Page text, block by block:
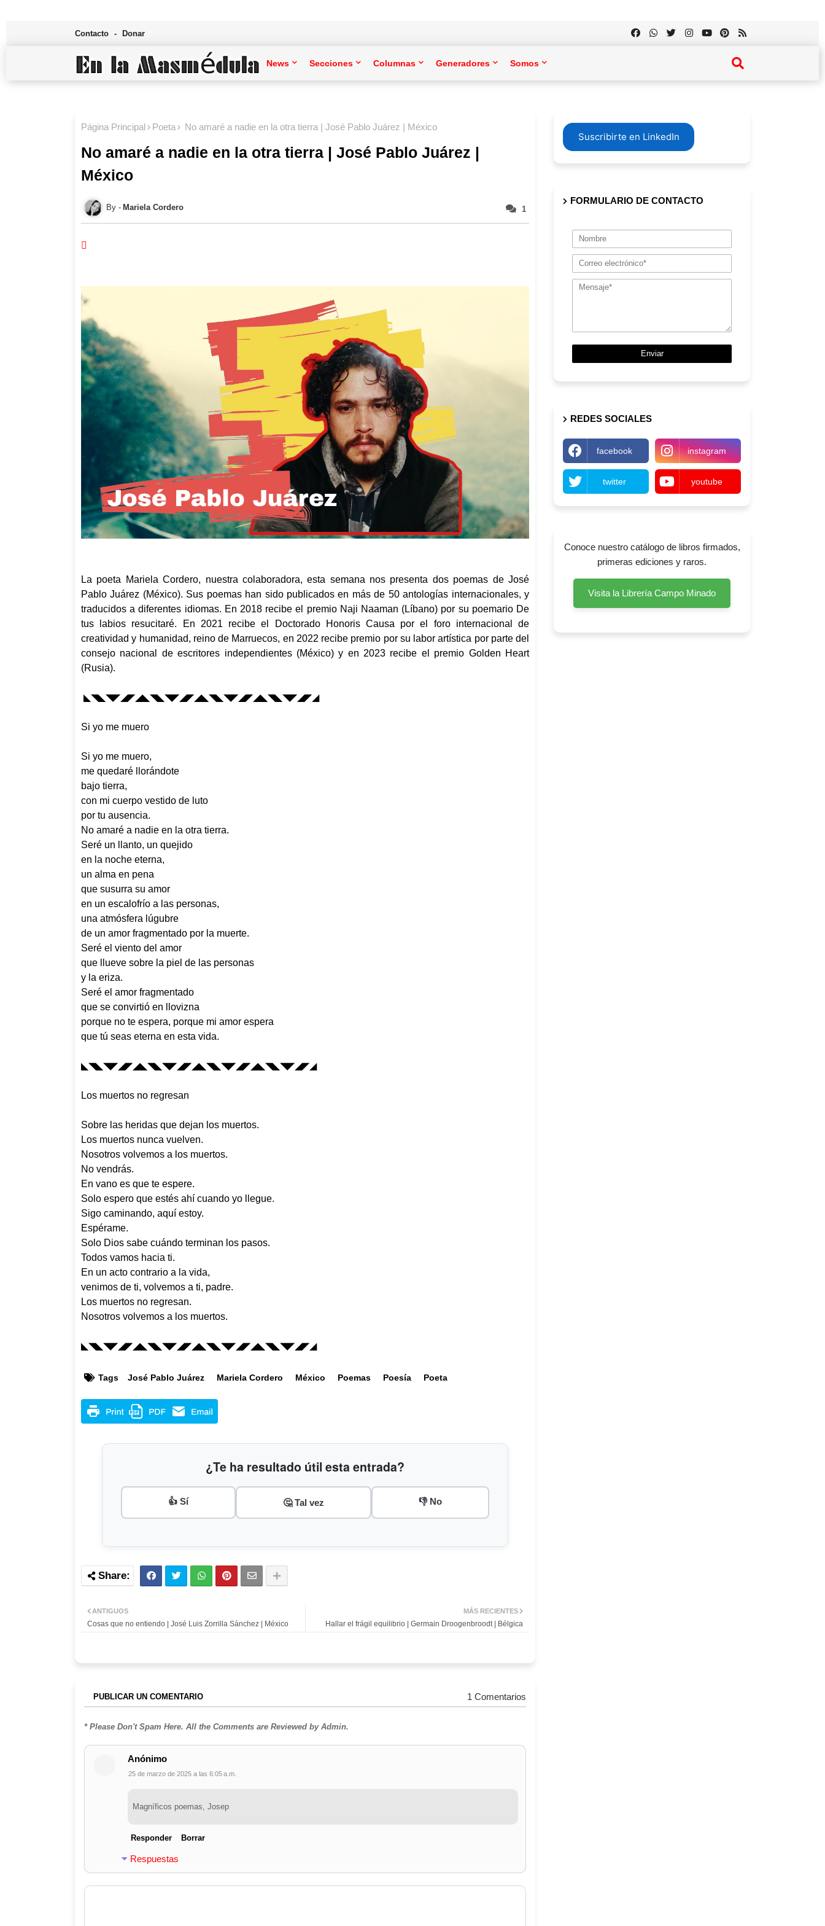
Contacto Donar
News Secciones Columnas Generadores Somos
Página Principal Poeta No amaré a nadie en la otra tierra | José Pablo Juárez | México
No amaré a nadie en la otra tierra | José Pablo Juárez |
México
1
Mariela Cordero
La poeta Mariela Cordero, nuestra colaboradora, esta semana nos presenta dos poemas de José
Pablo Juárez (México). Sus poemas han sido publicados en más de 50 antologías internacionales, y
traducidos a diferentes idiomas. En 2018 recibe el premio Naji Naaman (Líbano) por su poemario De
tus labios resucitaré. En 2021 recibe el Doctorado Honoris Causa por el foro internacional de
creatividad y humanidad, reino de Marruecos, en 2022 recibe premio por su labor artística por parte del
consejo nacional de escritores independientes (México) y en 2023 recibe el premio Golden Heart
(Rusia).
◣◥◣◥◤◢◤◢◣◥◣◥◤◢◤◢◣◥◣◥◤◢◤◢◣◥◣◥◤◢◤◢
Si yo me muero
Si yo me muero,
me quedaré llorándote
bajo tierra,
con mi cuerpo vestido de luto
por tu ausencia.
No amaré a nadie en la otra tierra.
Seré un llanto, un quejido
en la noche eterna,
un alma en pena
que susurra su amor
en un escalofrío a las personas,
una atmósfera lúgubre
de un amor fragmentado por la muerte.
Seré el viento del amor
que llueve sobre la piel de las personas
y la eriza.
Seré el amor fragmentado
que se convirtió en llovizna
porque no te espera, porque mi amor espera
que tú seas eterna en esta vida.
◣◥◣◥◤◢◤◢◣◥◣◥◤◢◤◢◣◥◣◥◤◢◤◢◣◥◣◥◤◢◤◢
Los muertos no regresan
Sobre las heridas que dejan los muertos.
Los muertos nunca vuelven.
Nosotros volvemos a los muertos.
No vendrás.
En vano es que te espere.
Solo espero que estés ahí cuando yo llegue.
Sigo caminando, aquí estoy.
Espérame.
Solo Dios sabe cuándo terminan los pasos.
Todos vamos hacia ti.
En un acto contrario a la vida,
venimos de ti, volvemos a ti, padre.
Los muertos no regresan.
Nosotros volvemos a los muertos.
◣◥◣◥◤◢◤◢◣◥◣◥◤◢◤◢◣◥◣◥◤◢◤◢◣◥◣◥◤◢◤◢
Tags José Pablo Juárez Mariela Cordero México Poemas Poesía Poeta
¿Te ha resultado útil esta entrada?
👍 Sí 🤔 Tal vez 👎 No
MÁS RECIENTES
Hallar el frágil equilibrio | Germain Droogenbroodt | Bélgica
ANTIGUOS
Cosas que no entiendo | José Luis Zorrilla Sánchez | México
PUBLICAR UN COMENTARIO 1 Comentarios
* Please Don't Spam Here. All the Comments are Reviewed by Admin.
Anónimo
25 de marzo de 2025 a las 6:05 a.m.
Magníficos poemas, Josep
Responder Borrar
Respuestas
Suscribirte en LinkedIn
FORMULARIO DE CONTACTO
REDES SOCIALES
facebook instagram
twitter youtube
Conoce nuestro catálogo de libros firmados,
primeras ediciones y raros.
Visita la Librería Campo Minado